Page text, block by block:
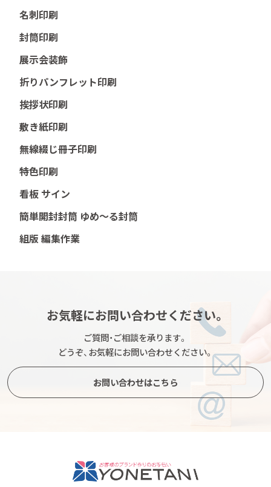
名刺印刷
封筒印刷
展示会装飾
折りパンフレット印刷
挨拶状印刷
敷き紙印刷
無線綴じ冊子印刷
特色印刷
看板 サイン
簡単開封封筒 ゆめ～る封筒
組版 編集作業
お気軽にお問い合わせください。
ご質問・ご相談を承ります。
どうぞ、お気軽にお問い合わせください。
お問い合わせはこちら